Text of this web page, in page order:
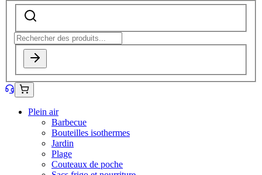
Plein air
Barbecue
Bouteilles isothermes
Jardin
Plage
Couteaux de poche